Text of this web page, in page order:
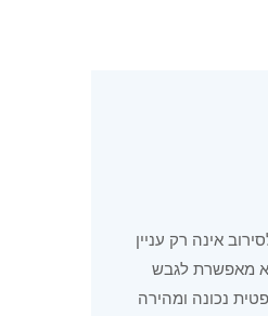
אינה רק עניין
מאפשרת לגבש
נכונה ומהירה